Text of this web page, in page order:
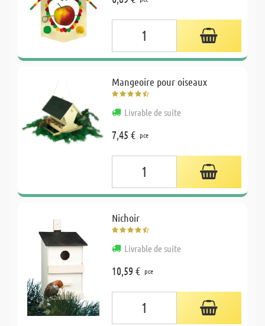
Mangeoire pour oiseaux
Livrable de suite
7,45 € pce
Nichoir
Livrable de suite
10,59 € pce